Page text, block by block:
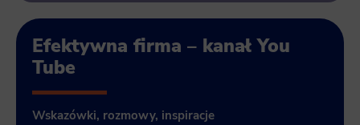
Efektywna firma – kanał You
Tube
Wskazówki, rozmowy, inspiracje